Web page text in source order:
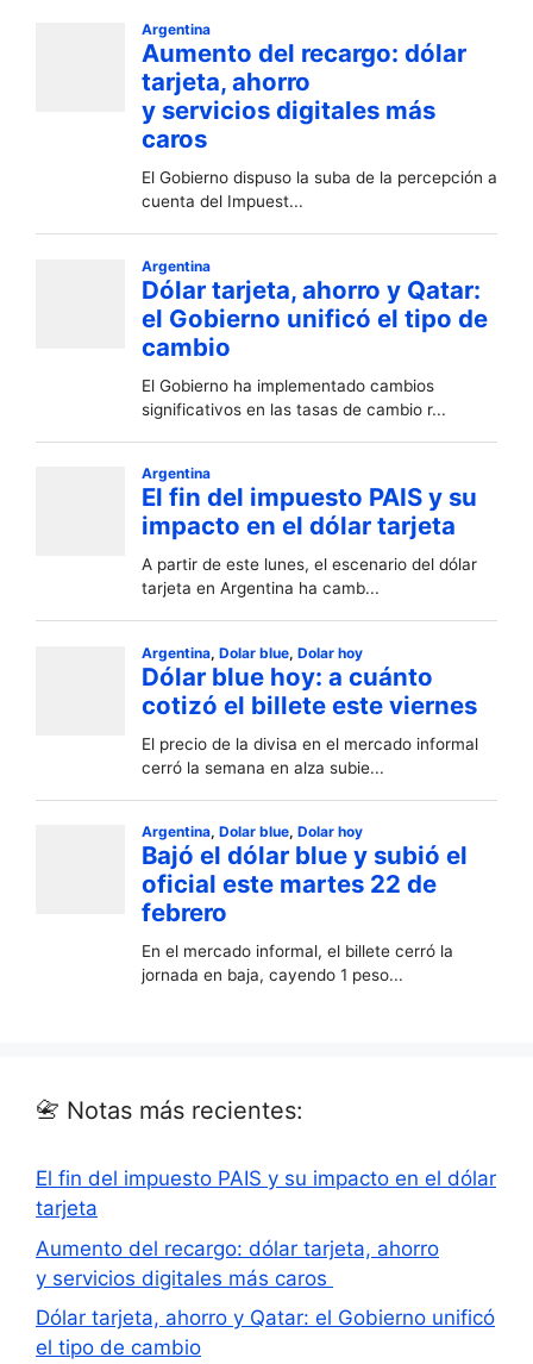
📇 Notas más recientes:
El fin del impuesto PAIS y su impacto en el dólar
tarjeta
Aumento del recargo: dólar tarjeta, ahorro
y servicios digitales más caros
Dólar tarjeta, ahorro y Qatar: el Gobierno unificó
el tipo de cambio